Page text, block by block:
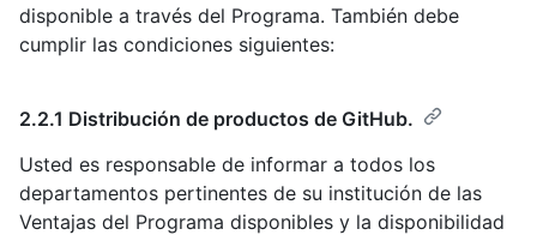
disponible a través del Programa. También debe
cumplir las condiciones siguientes:
2.2.1 Distribución de productos de GitHub.
Usted es responsable de informar a todos los
departamentos pertinentes de su institución de las
Ventajas del Programa disponibles y la disponibilidad